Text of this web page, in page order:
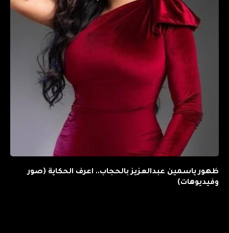
ظهور ياسمين عبدالعزيز بالحجاب.. اعرف الحكاية (صور
وفيديوهات)